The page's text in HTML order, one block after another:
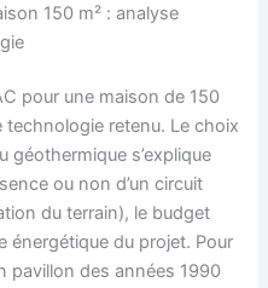
150 m² : analyse
pour une maison de 150
technologie retenu. Le choix
géothermique s’explique
ou non d’un circuit
du terrain), le budget
énergétique du projet. Pour
pavillon des années 1990